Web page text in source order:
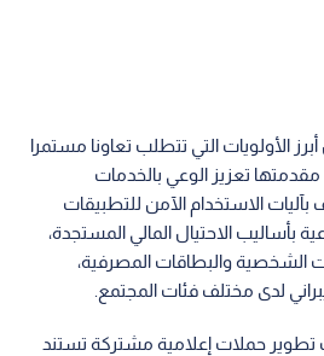
الأولويات التي تتطلب تعاونا مستمرا
مقدمتها تعزيز الوعي بالخدمات
بآليات الاستخدام الآمن للتطبيقات
بأساليب الاحتيال المالي المستجدة،
الشخصية والبطاقات المصرفية،
لدى مختلف فئات المجتمع.
تطوير حملات إعلامية مشتركة تستند